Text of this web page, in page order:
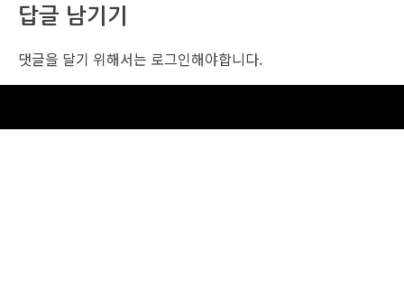
답글 남기기
댓글을 달기 위해서는 로그인해야합니다.